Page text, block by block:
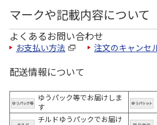
マークや記載内容について
よくあるお問い合わせ
お支払い方法 注文のキャンセ
配送情報について
ゆうパック等でお届けしま
す
チルドゆうパックでお届け